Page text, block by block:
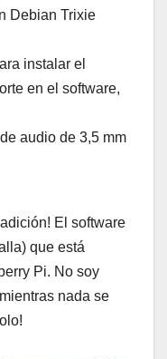
Debian Trixie
instalar el
en el software,
audio de 3,5 mm
El software
que está
Pi. No soy
nada se